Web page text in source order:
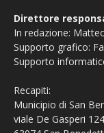
Direttore
In redazione:
Supporto grafico:
Supporto
Recapiti:
Municipio di San
viale De Gasperi 124